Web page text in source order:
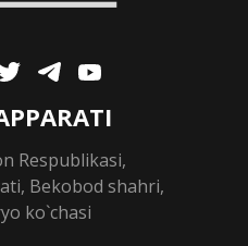
Respublikasi,
Bekobod shahri,
ko`chasi